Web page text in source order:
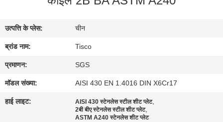
गुणवत्ता
नियंत्रण
संपर्क
उत्पत्ति के प्लेस: चीन
ब्रांड नाम: Tisco
प्रमाणन: SGS
मॉडल संख्या: AISI 430 EN 1.4016 DIN X6Cr17
हाई लाइट: AISI 430 स्टेनलेस स्टील शीट प्लेट,
2बी बीए स्टेनलेस स्टील शीट प्लेट,
ASTM A240 स्टेनलेस शीट प्लेट